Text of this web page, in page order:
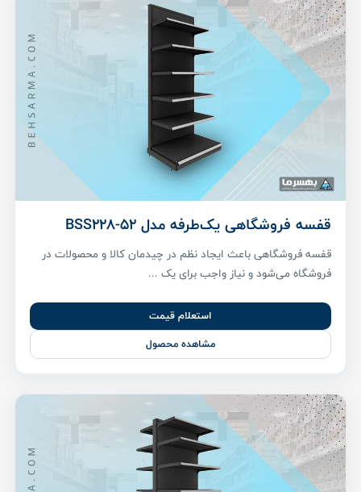
قفسه فروشگاهی یک‌طرفه مدل BSS228-52
قفسه فروشگاهی باعث ایجاد نظم در چیدمان کالا و محصولات در
فروشگاه می‌شود و نیاز واجب برای یک ...
استعلام قیمت
مشاهده محصول